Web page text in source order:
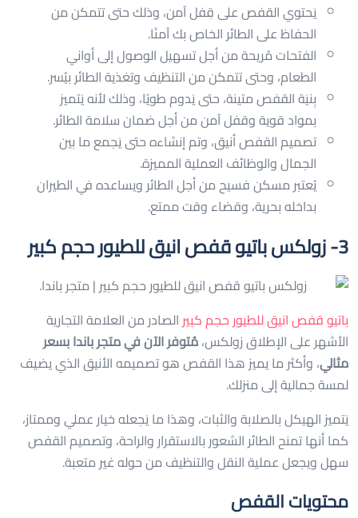
يَحتوي القفص على قِفل آمن، وذلك حتى تتمكن من
الحفاظ على الطائر الخاص بك آمنًا.
الفتحات مُريحة من أجل تسهيل الوصول إلى أواني
الطعام، وحتى تتمكن من التنظيف وتغذية الطائر بيُسر.
بِنيَة القفص متينة، حتى يَدوم طويًا، وذلك لأنه يَتميز
بمواد قوية وقفل آمن من أجل ضمان سلامة الطائر.
تصميم القفص أنيق، وتم إنشاءه حتى يَجمع ما بين
الجمال والوظائف العملية المميزة.
يُعتبر مسكن فسيح من أجل الطائر ويساعده في الطيران
بداخله بحرية، وقضاء وقت ممتع.
3- زولكس باتيو قفص انيق للطيور حجم كبير
باتيو قفص انيق للطيور حجم كبير الصادر من العلامة التجارية
الأشهر على الإطلاق زولكس،مُتوفر الآن في متجر باندا بسعر
مثالي، وأكثر ما يميز هذا القفص هو تصميمه الأنيق الذي يضيف
لمسة جمالية إلى منزلك.
يَتميز الهيكل بالصلابة والثبات، وهذا ما يَجعله خيار عملي وممتاز،
كما أنها تمنح الطائر الشعور بالاستقرار والراحة، وتصميم القفص
سهل ويجعل عملية النقل والتنظيف من حوله غير متعبة.
محتويات القفص